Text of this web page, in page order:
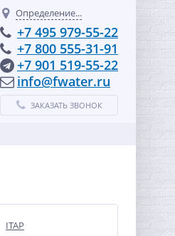
Определение...
+7 495 979-55-22
+7 800 555-31-91
+7 901 519-55-22
info@fwater.ru
ЗАКАЗАТЬ ЗВОНОК
ITAP